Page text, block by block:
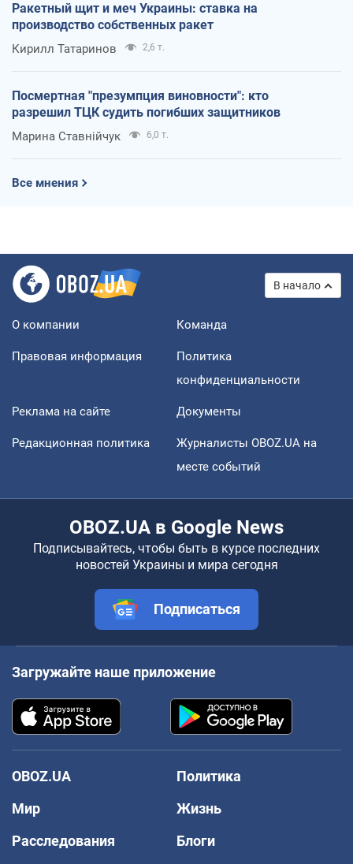
Ракетный щит и меч Украины: ставка на
производство собственных ракет
Кирилл Татаринов 2,6 т.
Посмертная "презумпция виновности": кто
разрешил ТЦК судить погибших защитников
Марина Ставнійчук 6,0 т.
Все мнения
В начало
О компании Команда
Правовая информация
Политика
конфиденциальности
Реклама на сайте Документы
Редакционная политика
Журналисты OBOZ.UA на
месте событий
OBOZ.UA в Google News
Подписывайтесь, чтобы быть в курсе последних
новостей Украины и мира сегодня
Подписаться
Загружайте наше приложение
OBOZ.UA
Политика
Мир
Жизнь
Расследования
Блоги